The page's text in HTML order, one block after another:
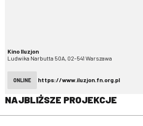
Kino Iluzjon
Ludwika Narbutta 50A, 02-541 Warszawa
ONLINE https://www.iluzjon.fn.org.pl
NAJBLIŻSZE PROJEKCJE